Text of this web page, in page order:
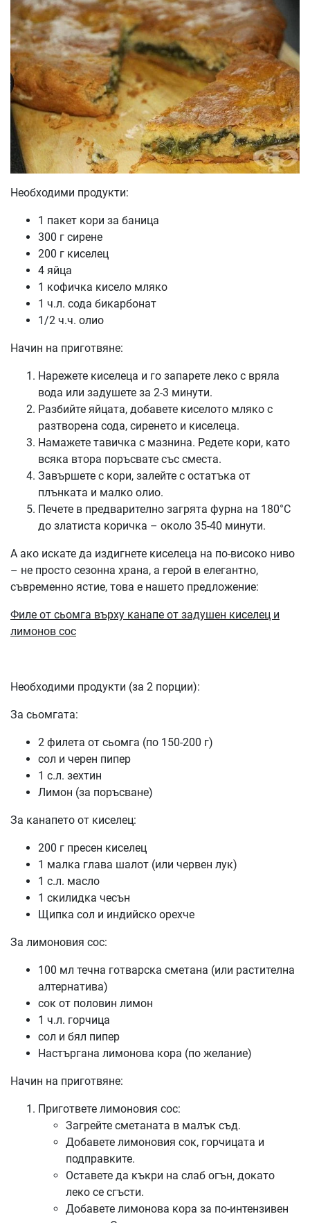
Необходими продукти:
1 пакет кори за баница
300 г сирене
200 г киселец
4 яйца
1 кофичка кисело мляко
1 ч.л. сода бикарбонат
1/2 ч.ч. олио
Начин на приготвяне:
Нарежете киселеца и го запарете леко с вряла
вода или задушете за 2-3 минути.
Разбийте яйцата, добавете киселото мляко с
разтворена сода, сиренето и киселеца.
Намажете тавичка с мазнина. Редете кори, като
всяка втора поръсвате със сместа.
Завършете с кори, залейте с остатъка от
плънката и малко олио.
Печете в предварително загрята фурна на 180°C
до златиста коричка – около 35-40 минути.
А ако искате да издигнете киселеца на по-високо ниво
– не просто сезонна храна, а герой в елегантно,
съвременно ястие, това е нашето предложение:
Филе от сьомга върху канапе от задушен киселец и
лимонов сос
Необходими продукти (за 2 порции):
За сьомгата:
2 филета от сьомга (по 150-200 г)
сол и черен пипер
1 с.л. зехтин
Лимон (за поръсване)
За канапето от киселец:
200 г пресен киселец
1 малка глава шалот (или червен лук)
1 с.л. масло
1 скилидка чесън
Щипка сол и индийско орехче
За лимоновия сос:
100 мл течна готварска сметана (или растителна
алтернатива)
сок от половин лимон
1 ч.л. горчица
сол и бял пипер
Настъргана лимонова кора (по желание)
Начин на приготвяне:
Пригответе лимоновия сос:
Загрейте сметаната в малък съд.
Добавете лимоновия сок, горчицата и
подправките.
Оставете да къкри на слаб огън, докато
леко се сгъсти.
Добавете лимонова кора за по-интензивен